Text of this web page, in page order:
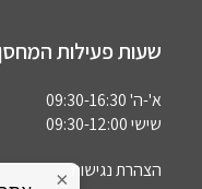
שעות פעילות
א'-ה' 09:30-16:30
שישי 09:30-12:00
הצהרת נגישות×